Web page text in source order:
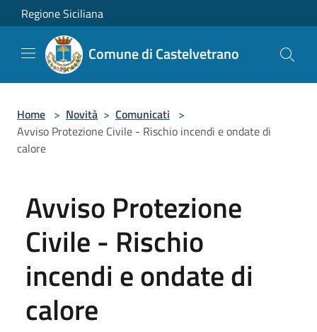
Salta al contenuto principale
Regione Siciliana
Comune di Castelvetrano
Home > Novità > Comunicati >
Avviso Protezione Civile - Rischio incendi e ondate di
calore
Avviso Protezione
Civile - Rischio
incendi e ondate di
calore